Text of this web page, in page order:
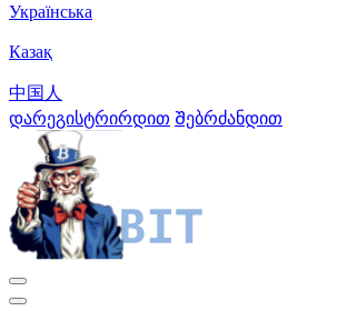
Українська
Казақ
中国人
დარეგისტრირდით Შებრძანდით